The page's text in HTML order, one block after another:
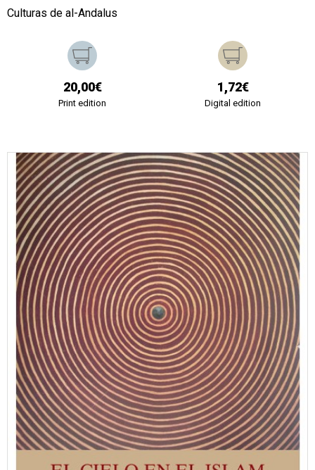
Culturas de al-Andalus
20,00€
Print edition
1,72€
Digital edition